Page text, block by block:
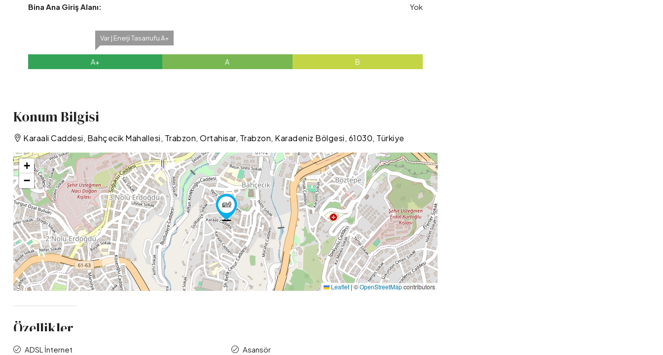
Bina Ana Giriş Alanı: Yok
Var | Enerji Tasarrufu A+
A+ A B
Konum Bilgisi
Karaali Caddesi, Bahçecik Mahallesi, Trabzon, Ortahisar, Trabzon, Karadeniz Bölgesi, 61030, Türkiye
+
−
Leaflet | ©OpenStreetMapcontributors
Özellikler
ADSL İnternet Asansör